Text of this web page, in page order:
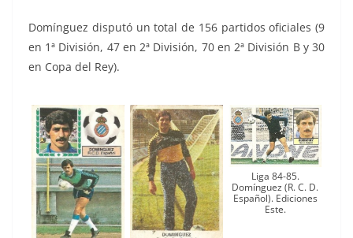
Domínguez disputó un total de 156 partidos oficiales (9
en 1ª División, 47 en 2ª División, 70 en 2ª División B y 30
en Copa del Rey).
Liga 84-85.
Domínguez (R. C. D.
Español). Ediciones
Este.